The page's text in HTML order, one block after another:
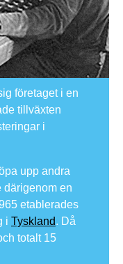
företaget i en
tillväxten
i
upp andra
därigenom en
etablerades
i Tyskland. Då
totalt 15